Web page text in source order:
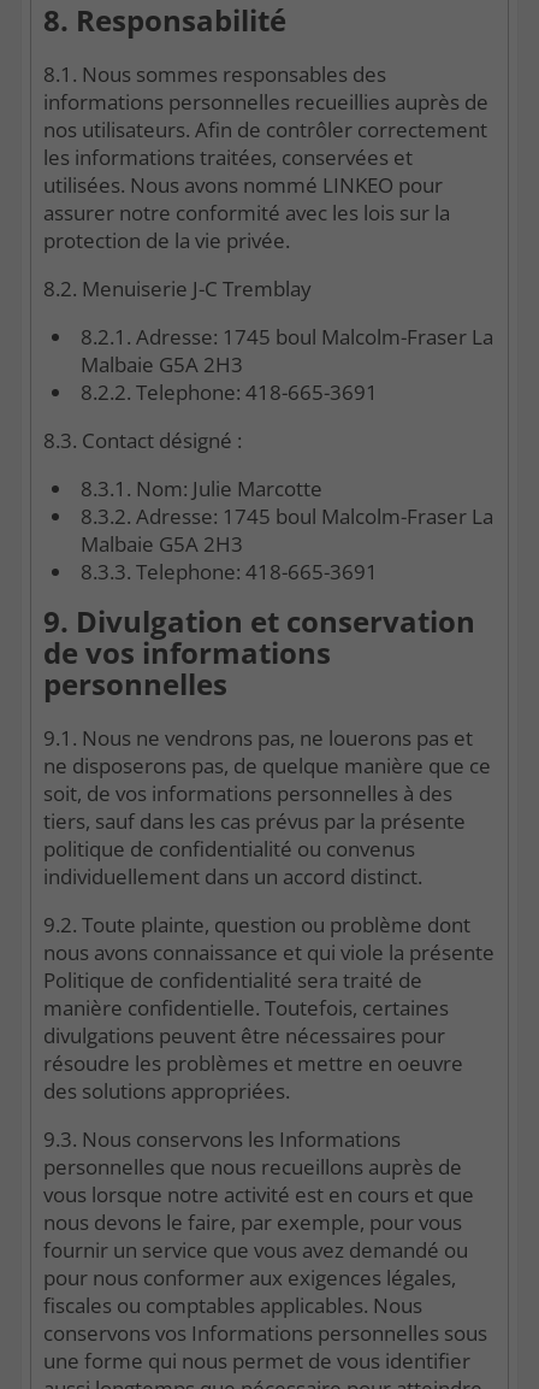
8. Responsabilité
8.1. Nous sommes responsables des
informations personnelles recueillies auprès de
nos utilisateurs. Afin de contrôler correctement
les informations traitées, conservées et
utilisées. Nous avons nommé LINKEO pour
assurer notre conformité avec les lois sur la
protection de la vie privée.
8.2. Menuiserie J-C Tremblay
8.2.1. Adresse: 1745 boul Malcolm-Fraser La
Malbaie G5A 2H3
8.2.2. Telephone: 418-665-3691
8.3. Contact désigné :
8.3.1. Nom: Julie Marcotte
8.3.2. Adresse: 1745 boul Malcolm-Fraser La
Malbaie G5A 2H3
8.3.3. Telephone: 418-665-3691
9. Divulgation et conservation
de vos informations
personnelles
9.1. Nous ne vendrons pas, ne louerons pas et
ne disposerons pas, de quelque manière que ce
soit, de vos informations personnelles à des
tiers, sauf dans les cas prévus par la présente
politique de confidentialité ou convenus
individuellement dans un accord distinct.
9.2. Toute plainte, question ou problème dont
nous avons connaissance et qui viole la présente
Politique de confidentialité sera traité de
manière confidentielle. Toutefois, certaines
divulgations peuvent être nécessaires pour
résoudre les problèmes et mettre en oeuvre
des solutions appropriées.
9.3. Nous conservons les Informations
personnelles que nous recueillons auprès de
vous lorsque notre activité est en cours et que
nous devons le faire, par exemple, pour vous
fournir un service que vous avez demandé ou
pour nous conformer aux exigences légales,
fiscales ou comptables applicables. Nous
conservons vos Informations personnelles sous
une forme qui nous permet de vous identifier